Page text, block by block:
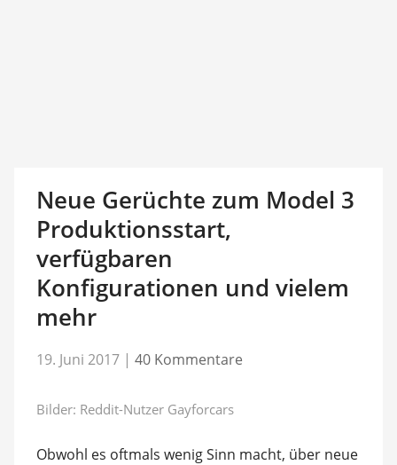
Neue Gerüchte zum Model 3
Produktionsstart,
verfügbaren
Konfigurationen und vielem
mehr
19. Juni 2017 | 40 Kommentare
Bilder: Reddit-Nutzer Gayforcars
Obwohl es oftmals wenig Sinn macht, über neue